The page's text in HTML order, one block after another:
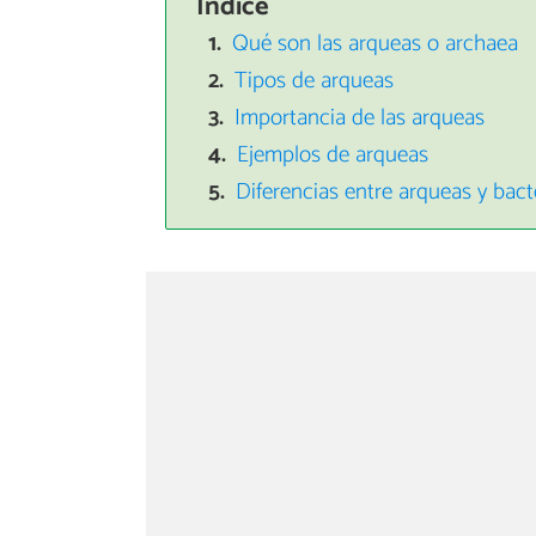
Qué son las arqueas o archaea
Tipos de arqueas
Importancia de las arqueas
Ejemplos de arqueas
Diferencias entre arqueas y